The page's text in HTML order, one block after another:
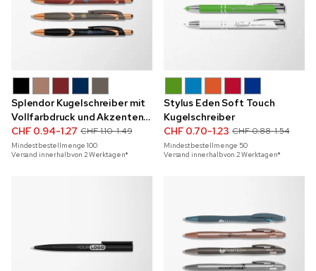
Splendor Kugelschreiber mit
Vollfarbdruck und Akzenten
in Roségold
CHF 0.94-1.27 CHF 1.10-1.49
Mindestbestellmenge100
Versand innerhalb von 2 Werktagen*
Stylus Eden Soft Touch
Kugelschreiber
CHF 0.70-1.23 CHF 0.88-1.54
Mindestbestellmenge 50
Versand innerhalb von 2 Werktagen*